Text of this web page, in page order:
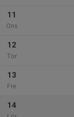
11
Ons
12
Tor
13
Fre
14